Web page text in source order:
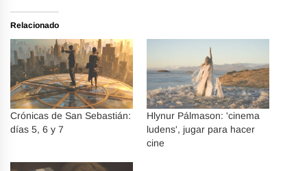
Relacionado
Crónicas de San Sebastián:
días 5, 6 y 7
Hlynur Pálmason: 'cinema
ludens', jugar para hacer
cine